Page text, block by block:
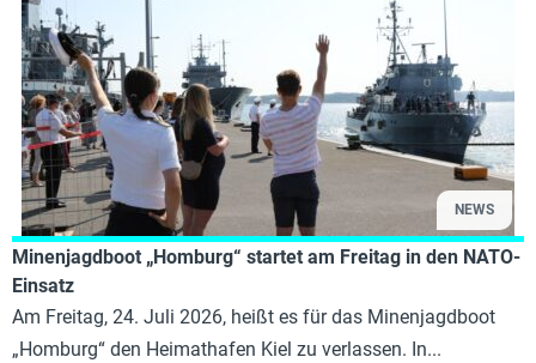
NEWS
Minenjagdboot „Homburg“ startet am Freitag in den NATO-
Einsatz
Am Freitag, 24. Juli 2026, heißt es für das Minenjagdboot
„Homburg“ den Heimathafen Kiel zu verlassen. In...